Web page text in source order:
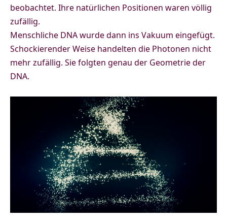
beobachtet. Ihre natürlichen Positionen waren völlig
zufällig.
Menschliche DNA wurde dann ins Vakuum eingefügt.
Schockierender Weise handelten die Photonen nicht
mehr zufällig. Sie folgten genau der Geometrie der
DNA.